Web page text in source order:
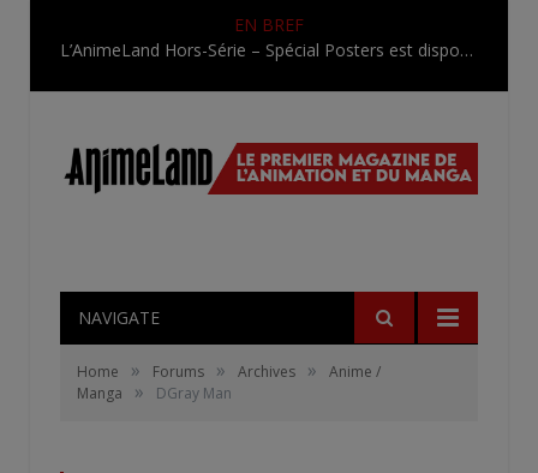
EN BREF
L’AnimeLand Hors-Série – Spécial Posters est disponible !
NAVIGATE
Home » Forums » Archives »
Anime /
Manga
» DGray Man